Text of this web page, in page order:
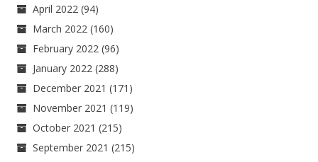
April 2022 (94)
March 2022 (160)
February 2022 (96)
January 2022 (288)
December 2021 (171)
November 2021 (119)
October 2021 (215)
September 2021 (215)